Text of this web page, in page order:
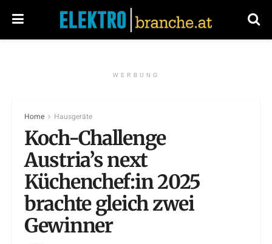
WERBUNG
Home Hausgeräte
Koch-Challenge
Austria’s next
Küchenchef:in 2025
brachte gleich zwei
Gewinner